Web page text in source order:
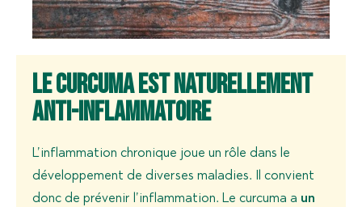
Le curcuma est naturellement
anti-inflammatoire
L’inflammation chronique joue un rôle dans le
développement de diverses maladies. Il convient
donc de prévenir l’inflammation. Le curcuma a un